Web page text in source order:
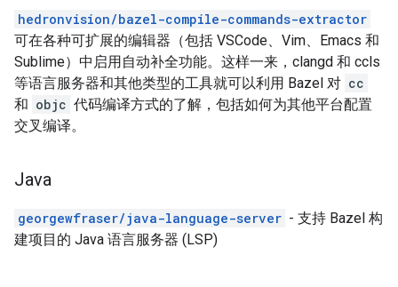
hedronvision/bazel-compile-commands-extractor
可在各种可扩展的编辑器（包括 VSCode、Vim、Emacs 和
Sublime）中启用自动补全功能。这样一来，clangd 和 ccls
等语言服务器和其他类型的工具就可以利用 Bazel 对 cc
和 objc 代码编译方式的了解，包括如何为其他平台配置
交叉编译。
Java
georgewfraser/java-language-server - 支持 Bazel 构
建项目的 Java 语言服务器 (LSP)